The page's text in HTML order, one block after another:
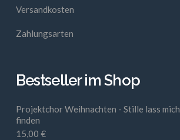
Versandkosten
Zahlungsarten
Bestseller im Shop
Projektchor Weihnachten - Stille lass mich
finden
15,00 €